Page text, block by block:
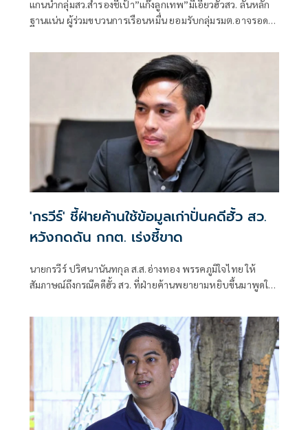
แกนนำกลุ่มสว.สำรองชี้เป้า”แก๊งลูกเทพ”มีเอี่ยวฮั้วสว. ลั่นหลัก
ฐานแน่น ผู้ร่วมขบวนการเรือนหมื่น ยอมรับกลุ่มรมต.อาจรอด
ส่งศาลฎีกาสอย 138 สว.โดนร้องเอาผิดติดคุก!
'กรวีร์' ชี้ฝ่ายค้านใช้ข้อมูลเก่าปั่นคดีฮั้ว สว.
หวังกดดัน กกต. เร่งชี้ขาด
นายกรวีร์ ปริศนานันทกุล ส.ส.อ่างทอง พรรคภูมิใจไทย ให้
สัมภาษณ์ถึงกรณีคดีฮั้ว สว. ที่ฝ่ายค้านพยายามหยิบขึ้นมาพูดใน
ไม่ได้กังวล เพราะทั้งหมดอยู่ในขั้นตอนของ คณะกรรมการการ